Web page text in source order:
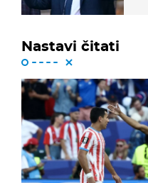
Nastavi čitati